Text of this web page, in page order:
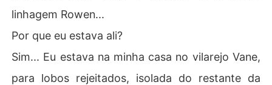
linhagem Rowen...
Por que eu estava ali?
Sim... Eu estava na minha casa no vilarejo Vane,
para lobos rejeitados, isolada do restante da